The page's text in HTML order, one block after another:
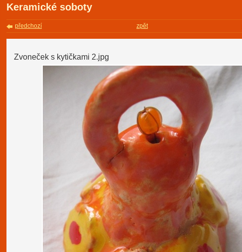
Keramické soboty
předchozí zpět
Zvoneček s kytičkami 2.jpg